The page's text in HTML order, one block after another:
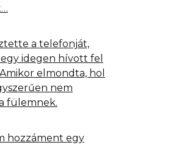
a telefonját,
idegen hívott fel
elmondta, hol
nem
fülemnek.
hozzáment egy